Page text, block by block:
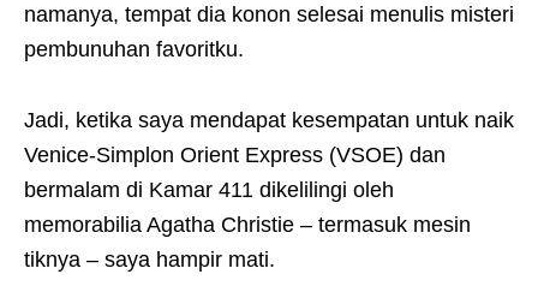
namanya, tempat dia konon selesai menulis misteri
pembunuhan favoritku.
Jadi, ketika saya mendapat kesempatan untuk naik
Venice-Simplon Orient Express (VSOE) dan
bermalam di Kamar 411 dikelilingi oleh
memorabilia Agatha Christie – termasuk mesin
tiknya – saya hampir mati.